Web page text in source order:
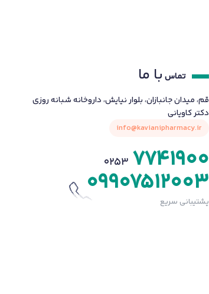
تماس با ما
قم، میدان جانبازان، بلوار نیایش، داروخانه شبانه روزی
دکتر کاویانی
info@kavianipharmacy.ir
0253 7741900
09907512003
پشتیبانی سریع